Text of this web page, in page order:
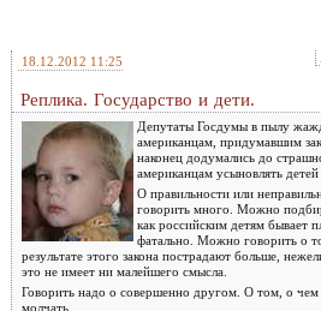
18.12.2012 11:25
Реплика. Государство и дети.
Депутаты Госдумы в пылу
американцам, придумавшим
наконец додумались до
американцам усыновлять детей
О правильности или
говорить много. Можно
как российским детям бывает
фатально. Можно говорить о
результате этого закона пострадают больше,
это не имеет ни малейшего смысла.
Говорить надо о совершенно другом. О том, о чем
молчать.